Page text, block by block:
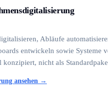
Abläufe
entwickeln sowie Systeme
nicht als
ansehen →